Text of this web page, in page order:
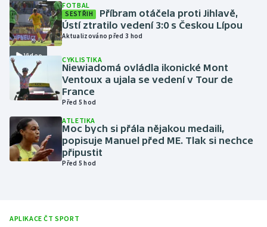
Lyže a snowboard
Moderní pětiboj
Motorsport
Olympijské hry
Parasport
Plavání
Ragby
Video
FOTBAL
SESTŘIH
Příbram otáčela proti Jihlavě,
Ústí ztratilo vedení 3:0 s Českou Lípou
Aktualizováno před 3 hod
CYKLISTIKA
Niewiadomá ovládla ikonické Mont
Ventoux a ujala se vedení v Tour de
France
Před 5 hod
ATLETIKA
Moc bych si přála nějakou medaili,
popisuje Manuel před ME. Tlak si nechce
připustit
Před 5 hod
APLIKACE ČT SPORT